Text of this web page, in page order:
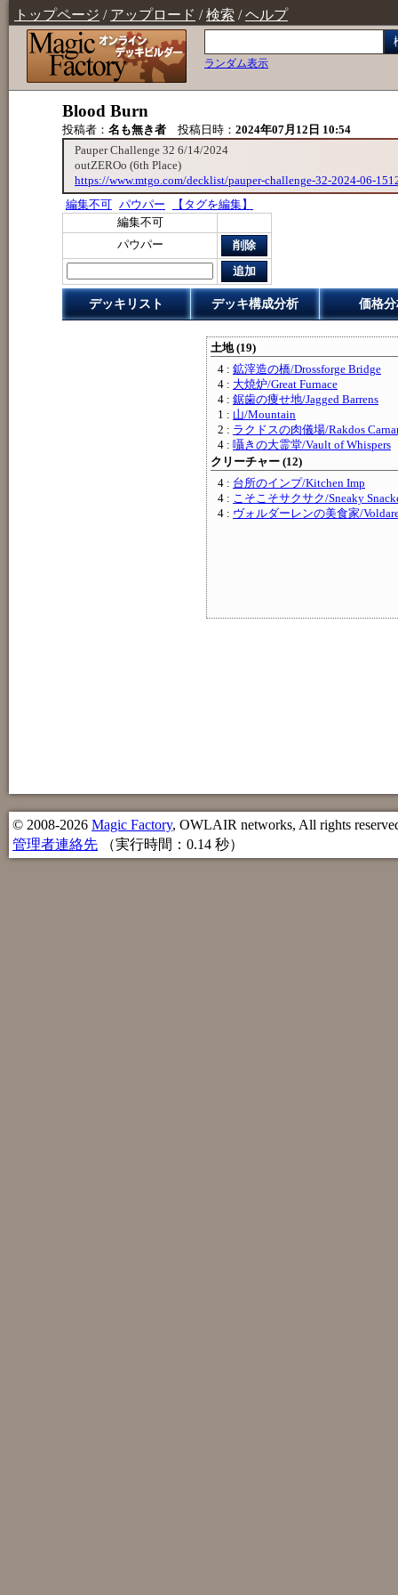
トップページ / アップロード /検索 /ヘルプ
ランダム表示
Blood Burn
投稿者： 名も無き者 投稿日時： 2024年07月12日 10:54
Pauper Challenge 32 6/14/2024
outZEROo (6th Place)
https://www.mtgo.com/decklist/pauper-challenge-32-2024-06-
編集不可
パウパー
【タグを編集】
編集不可
パウパー
削除
追加
デッキリスト デッキ構成分析 価格
土地 (19)
4 : 鉱滓造の橋/Drossforge Bridge
4 : 大焼炉/Great Furnace
4 : 鋸歯の痩せ地/Jagged Barrens
1 : 山/Mountain
2 : ラクドスの肉儀場/Rakdos
4 : 囁きの大霊堂/Vault of Whispers
クリーチャー (12)
4 : 台所のインプ/Kitchen Imp
4 : こそこそサクサク/Sneaky
4 : ヴォルダーレンの美食家/
© 2008-2026 Magic Factory, OWLAIR networks, All rights
管理者連絡先 （実行時間：0.14 秒）